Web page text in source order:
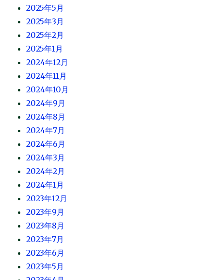
2025年5月
2025年3月
2025年2月
2025年1月
2024年12月
2024年11月
2024年10月
2024年9月
2024年8月
2024年7月
2024年6月
2024年3月
2024年2月
2024年1月
2023年12月
2023年9月
2023年8月
2023年7月
2023年6月
2023年5月